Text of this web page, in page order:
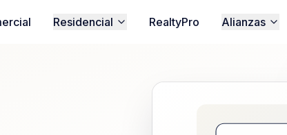
Residencial RealtyPro Alianzas